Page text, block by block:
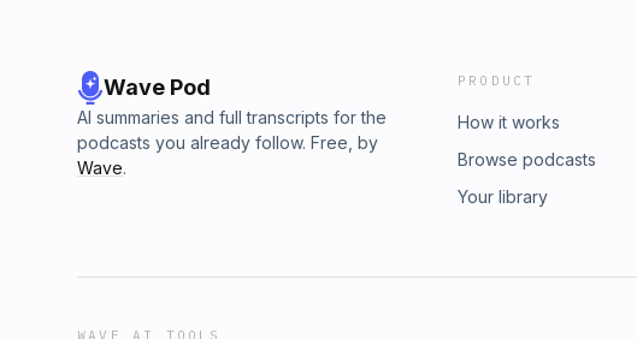
Wave Pod
AI summaries and full transcripts for the
podcasts you already follow. Free, by
Wave.
PRODUCT
How it works
Browse podcasts
Your library
WAVE AI TOOLS